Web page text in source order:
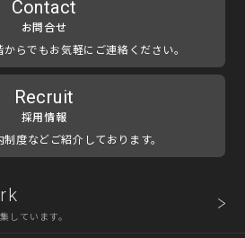
Contact
お問合せ
らでもお気軽にご連絡ください。
Recruit
採用情報
度などご紹介しております。
しています。